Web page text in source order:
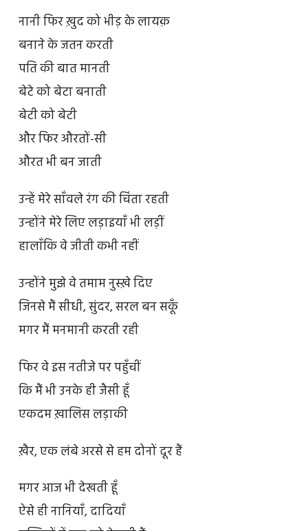
नानी फिर ख़ुद को भीड़ के लायक़
बनाने के जतन करती
पति की बात मानती
बेटे को बेटा बनाती
बेटी को बेटी
और फिर औरतों-सी
औरत भी बन जाती
उन्हें मेरे साँवले रंग की चिंता रहती
उन्होंने मेरे लिए लड़ाइयाँ भी लड़ीं
हालाँकि वे जीती कभी नहीं
उन्होंने मुझे वे तमाम नुस्ख़े दिए
जिनसे मैं सीधी, सुंदर, सरल बन सकूँ
मगर मैं मनमानी करती रही
फिर वे इस नतीजे पर पहुँचीं
कि मैं भी उनके ही जैसी हूँ
एकदम ख़ालिस लड़ाकी
ख़ैर, एक लंबे अरसे से हम दोनों दूर हैं
मगर आज भी देखती हूँ
ऐसे ही नानियाँ, दादियाँ